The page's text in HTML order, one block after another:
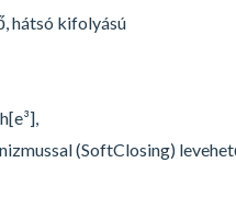
hátsó kifolyású
(SoftClosing)